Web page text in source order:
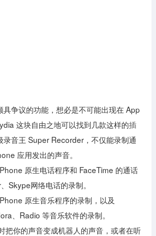
具争议的功能，想必是不可能出现在 App
这块自由之地可以找到几款这样的插
录音王 Super Recorder，不仅能录制通
应用发出的声音。
原生电话程序和 FaceTime 的通话
Skype网络电话的录制。
原生音乐程序的录制，以及
、Radio 等音乐软件的录制。
把你的声音变成机器人的声音，或者在听